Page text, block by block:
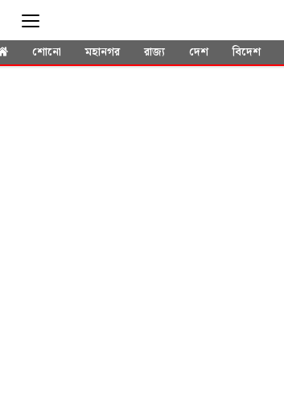
শোনো মহানগর রাজ্য দেশ বিদেশ